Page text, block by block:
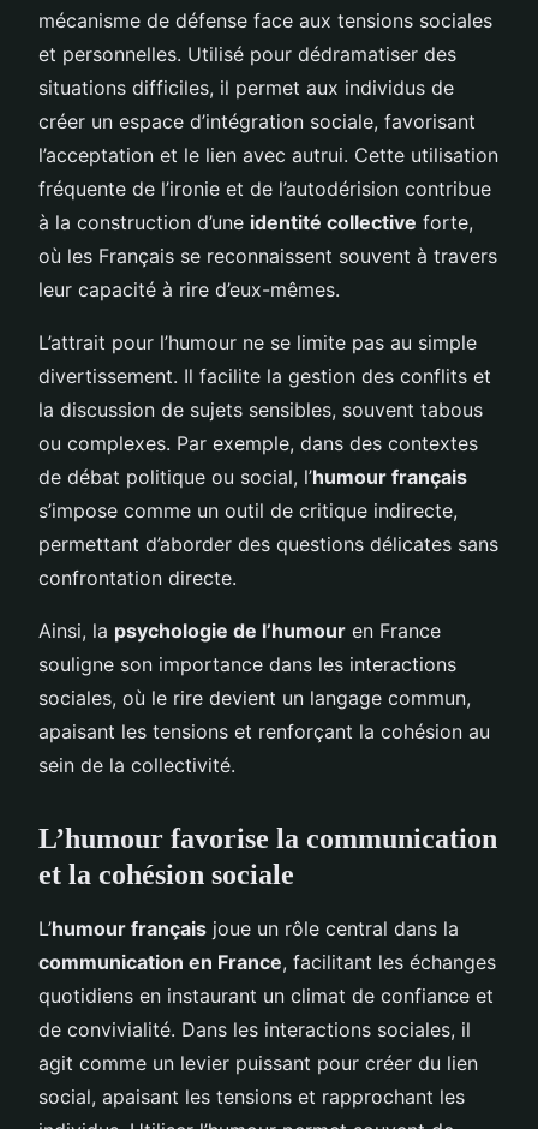
mécanisme de défense face aux tensions sociales
et personnelles. Utilisé pour dédramatiser des
situations difficiles, il permet aux individus de
créer un espace d’intégration sociale, favorisant
l’acceptation et le lien avec autrui. Cette utilisation
fréquente de l’ironie et de l’autodérision contribue
à la construction d’une identité collective forte,
où les Français se reconnaissent souvent à travers
leur capacité à rire d’eux-mêmes.
L’attrait pour l’humour ne se limite pas au simple
divertissement. Il facilite la gestion des conflits et
la discussion de sujets sensibles, souvent tabous
ou complexes. Par exemple, dans des contextes
de débat politique ou social, l’humour français
s’impose comme un outil de critique indirecte,
permettant d’aborder des questions délicates sans
confrontation directe.
Ainsi, la psychologie de l’humour en France
souligne son importance dans les interactions
sociales, où le rire devient un langage commun,
apaisant les tensions et renforçant la cohésion au
sein de la collectivité.
L’humour favorise la communication
et la cohésion sociale
L’humour français joue un rôle central dans la
communication en France, facilitant les échanges
quotidiens en instaurant un climat de confiance et
de convivialité. Dans les interactions sociales, il
agit comme un levier puissant pour créer du lien
social, apaisant les tensions et rapprochant les